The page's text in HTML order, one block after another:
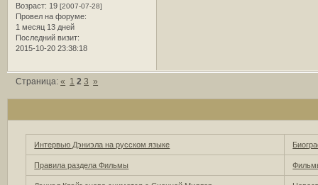
Возраст: 19 [2007-07-28]
Провел на форуме:
1 месяц 13 дней
Последний визит:
2015-10-20 23:38:18
Страница:« 1 2 3 »
Интервью Дэниэла на русском языке
Правила раздела Фильмы